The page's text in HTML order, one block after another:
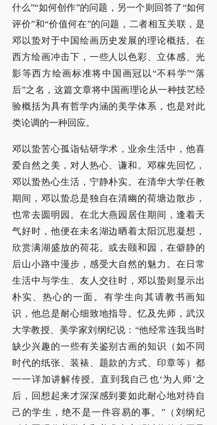
什么”“如何创作”的问题，另一个则回答了“如何
评价”和“价值何在”的问题，二者相互关联，是
邓以蛰对于中国绘画历史发展的理论概括。在
西方绘画冲击下，一些人以色彩、立体感、光
影等西方绘画标准将中国画冠以“不科学”“落
后”之名，这篇文章将中国画理论从一种技艺经
验概括为具有哲学内涵的美学体系，也是对此
类论调的一种回应。
邓以蛰苦心孤诣钻研学术，业余生活中，他喜
爱自然之美，对人热心、谦和。邓稼先回忆，
邓以蛰热心生活，宁静朴实。在清华大学任教
期间，邓以蛰总是独自在清幽的荷塘边散步，
也常去圆明园。在北大燕园居住期间，逢着天
气好时，他便在未名湖边晒着太阳沉思凝想，
欣赏满湖盛放的荷花。或去颐和园，在僻静的
后山小路中漫步，感受大自然的魅力。在日常
生活中与学生、友人交往时，邓以蛰则显示出
朴实、热心的一面。有学生向其请教书画知
识，他总是耐心细致地指导。忆及先师，武汉
大学教授、美学家刘纲纪说：“他经常连我当时
缺少兴趣的一些有关鉴别古画的知识（如不同
时代的纸张、装裱、题款的方式、印章等）都
一一详加讲解传授。直到我自己也‘为人师’之
后，回想起来才深深感到要如此耐心地对待自
己的学生，绝不是一件容易的事。”（刘纲纪